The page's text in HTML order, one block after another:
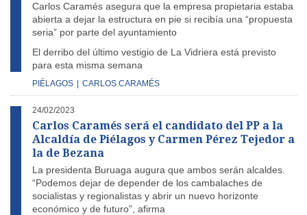
Carlos Caramés asegura que la empresa propietaria estaba
abierta a dejar la estructura en pie si recibía una “propuesta
seria” por parte del ayuntamiento
El derribo del último vestigio de La Vidriera está previsto
para esta misma semana
PIÉLAGOS CARLOS CARAMÉS
24/02/2023
Carlos Caramés será el candidato del PP a la
Alcaldía de Piélagos y Carmen Pérez Tejedor a
la de Bezana
La presidenta Buruaga augura que ambos serán alcaldes.
“Podemos dejar de depender de los cambalaches de
socialistas y regionalistas y abrir un nuevo horizonte
económico y de futuro”, afirma